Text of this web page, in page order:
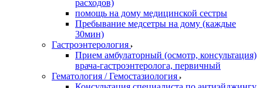
расходов)
помощь на дому медицинской сестры
Пребывание медсетры на дому (каждые
30мин)
Гастроэнтерология
Прием амбулаторный (осмотр, консультация)
врача-гастроэнтеролога, первичный
Гематология / Гемостазиология